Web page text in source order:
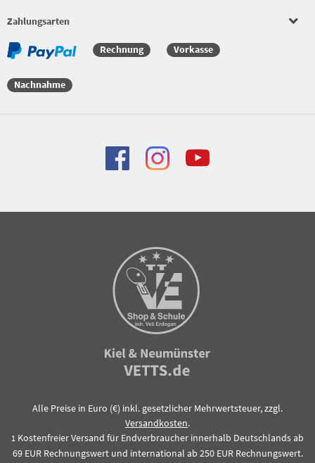
Zahlungsarten
Rechnung Vorkasse
Nachnahme
Alle Preise in Euro (€) inkl. gesetzlicher Mehrwertsteuer, zzgl.
Versandkosten.
1 Kostenfreier Versand für Endverbraucher innerhalb Deutschlands ab
69 EUR Rechnungswert und international ab 250 EUR Rechnungswert.